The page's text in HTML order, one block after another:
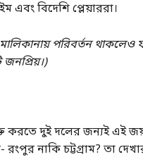
এবং বিদেশি প্লেয়াররা।
পরিবর্তন থাকলেও
জনপ্রিয়।)
করতে দুই দলের জন্যই এই
নাকি চট্টগ্রাম? তা